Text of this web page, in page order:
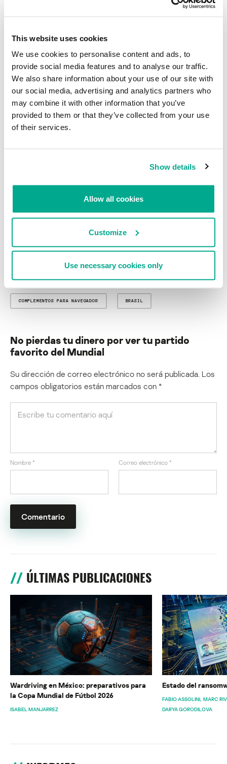
This website uses cookies
We use cookies to personalise content and ads, to
provide social media features and to analyse our traffic.
We also share information about your use of our site with
our social media, advertising and analytics partners who
may combine it with other information that you’ve
provided to them or that they’ve collected from your use
of their services.
Show details
Allow all cookies
Customize
Use necessary cookies only
Sin embargo, si pagas, perderás tu dinero. A los sitios web
dudosos y deshonestos como éste no les interesa el juego limpio.
Un último punto a tener en cuenta es que cada día vemos una gran
cantidad de nombres de dominios registrados con palabras como
“Partidos en vivo del Mundial FIFA 2014”. Creemos que la mayoría
de ellos tienen propósitos fraudulentos.
se pierden oportunidades como el presente Mundial para hacer
a la gente, robarle su dinero e infectar sus equipos. Mantente
alerta y no caigas en sus trampas. Usa la mejor protección
contenidos. A propósito, si quieres ver partidos en vivo, mejor
Sígueme en Twitter:@dimitribest
MALVERTIZING ADWARE PHISHING
COMPLEMENTOS PARA NAVEGADOR BRASIL
No pierdas tu dinero por ver tu partido
favorito del Mundial
Su dirección de correo electrónico no será publicada. Los
campos obligatorios están marcados con *
Nombre * Correo electrónico *
ÚLTIMAS PUBLICACIONES
Wardriving en México: preparativos para
la Copa Mundial de Fútbol 2026
ISABEL MANJARREZ
Estado del
FABIO ASSOLINI MARC
DARYA GORODILOVA